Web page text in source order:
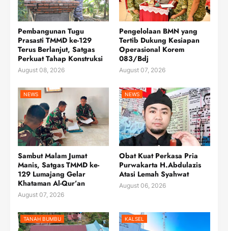
Pembangunan Tugu
Prasasti TMMD ke-129
Terus Berlanjut, Satgas
Perkuat Tahap Konstruksi
August 08, 2026
Pengelolaan BMN yang
Tertib Dukung Kesiapan
Operasional Korem
083/Bdj
August 07, 2026
NEWS
Sambut Malam Jumat
Manis, Satgas TMMD ke-
129 Lumajang Gelar
Khataman Al-Qur’an
August 07, 2026
NEWS
Obat Kuat Perkasa Pria
Purwakarta H.Abdulazis
Atasi Lemah Syahwat
August 06, 2026
TANAH BUMBU KALSEL